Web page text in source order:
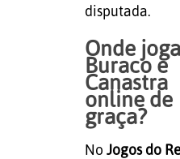
disputada.
Onde
Buraco e
Canastra
online de
graça?
No Jogos do